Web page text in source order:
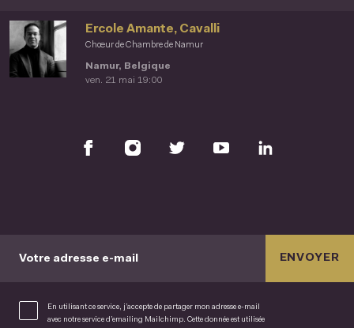
Chœur de Chambre de Namur
Ercole Amante, Cavalli
Namur, Belgique
ven. 21 mai 19:00
Votre adresse e-mail
En utilisant ce service, j’accepte de partager mon adresse e-mail
avec notre service d’emailing Mailchimp. Cette donnée est utilisée
ENVOYER